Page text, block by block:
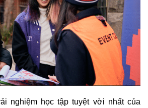
nghiệm học tập tuyệt vời nhất của